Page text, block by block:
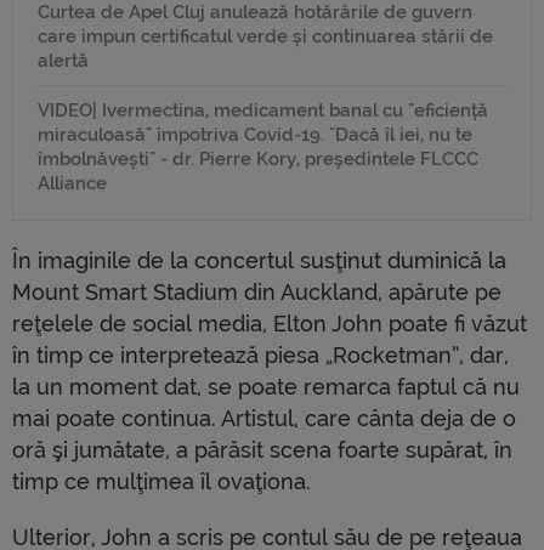
Curtea de Apel Cluj anulează hotărârile de guvern
care impun certificatul verde și continuarea stării de
alertă
VIDEO| Ivermectina, medicament banal cu "eficiență
miraculoasă" împotriva Covid-19. "Dacă îl iei, nu te
îmbolnăvești" - dr. Pierre Kory, președintele FLCCC
Alliance
În imaginile de la concertul susţinut duminică la
Mount Smart Stadium din Auckland, apărute pe
reţelele de social media, Elton John poate fi văzut
în timp ce interpretează piesa „Rocketman”, dar,
la un moment dat, se poate remarca faptul că nu
mai poate continua. Artistul, care cânta deja de o
oră şi jumătate, a părăsit scena foarte supărat, în
timp ce mulţimea îl ovaţiona.
Ulterior, John a scris pe contul său de pe reţeaua